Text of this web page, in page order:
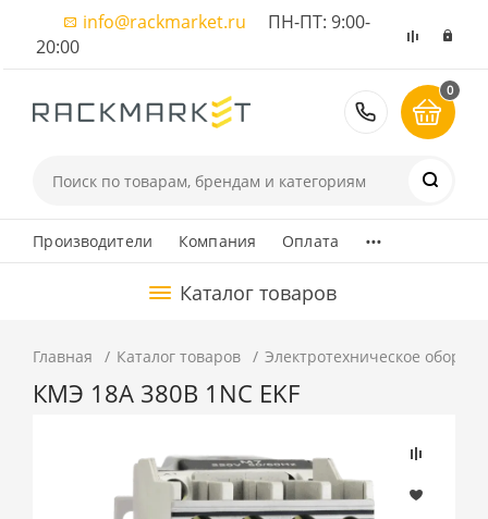
info@rackmarket.ru ПН-ПТ: 9:00-
20:00
8 (495)
0
Производители Компания Оплата ...
Каталог товаров
Главная Каталог товаров Электротехническое
КМЭ 18А 380В 1NC EKF